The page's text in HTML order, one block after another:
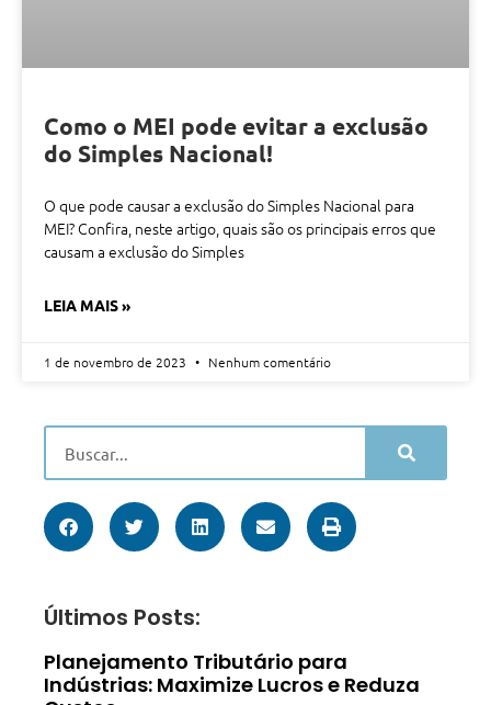
Como o MEI pode evitar a exclusão
do Simples Nacional!
O que pode causar a exclusão do Simples Nacional para
MEI? Confira, neste artigo, quais são os principais erros que
causam a exclusão do Simples
LEIA MAIS »
1 de novembro de 2023 Nenhum comentário
Últimos Posts:
Planejamento Tributário para
Indústrias: Maximize Lucros e Reduza